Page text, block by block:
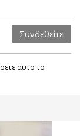
Συνδεθείτε
αυτο το